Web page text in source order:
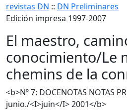
revistas DN :: DN Preliminares
Edición impresa 1997-2007
El maestro,
conocimiento/Le
chemins de la
<b>Nº 7: DOCENOTAS NOTAS
junio./<I>juin</I> 2001</b>